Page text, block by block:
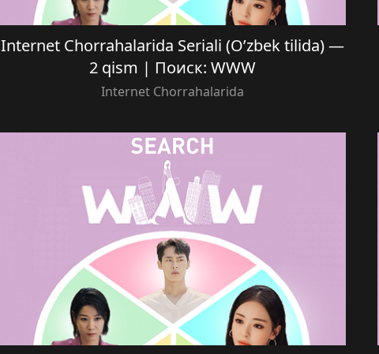
Internet Chorrahalarida Seriali (O’zbek tilida) —
2 qism | Поиск: WWW
Internet Chorrahalarida